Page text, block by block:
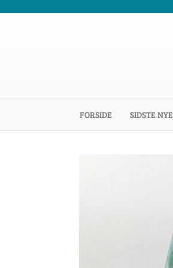
FORSIDE (CURRENT)
SIDSTE NYE